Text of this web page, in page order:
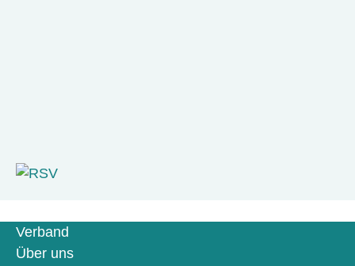
Verband
Über uns